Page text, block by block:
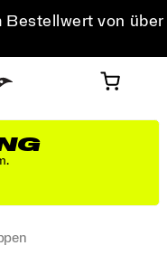
Bestellwert von über
Bestellungen
erste Bestellung